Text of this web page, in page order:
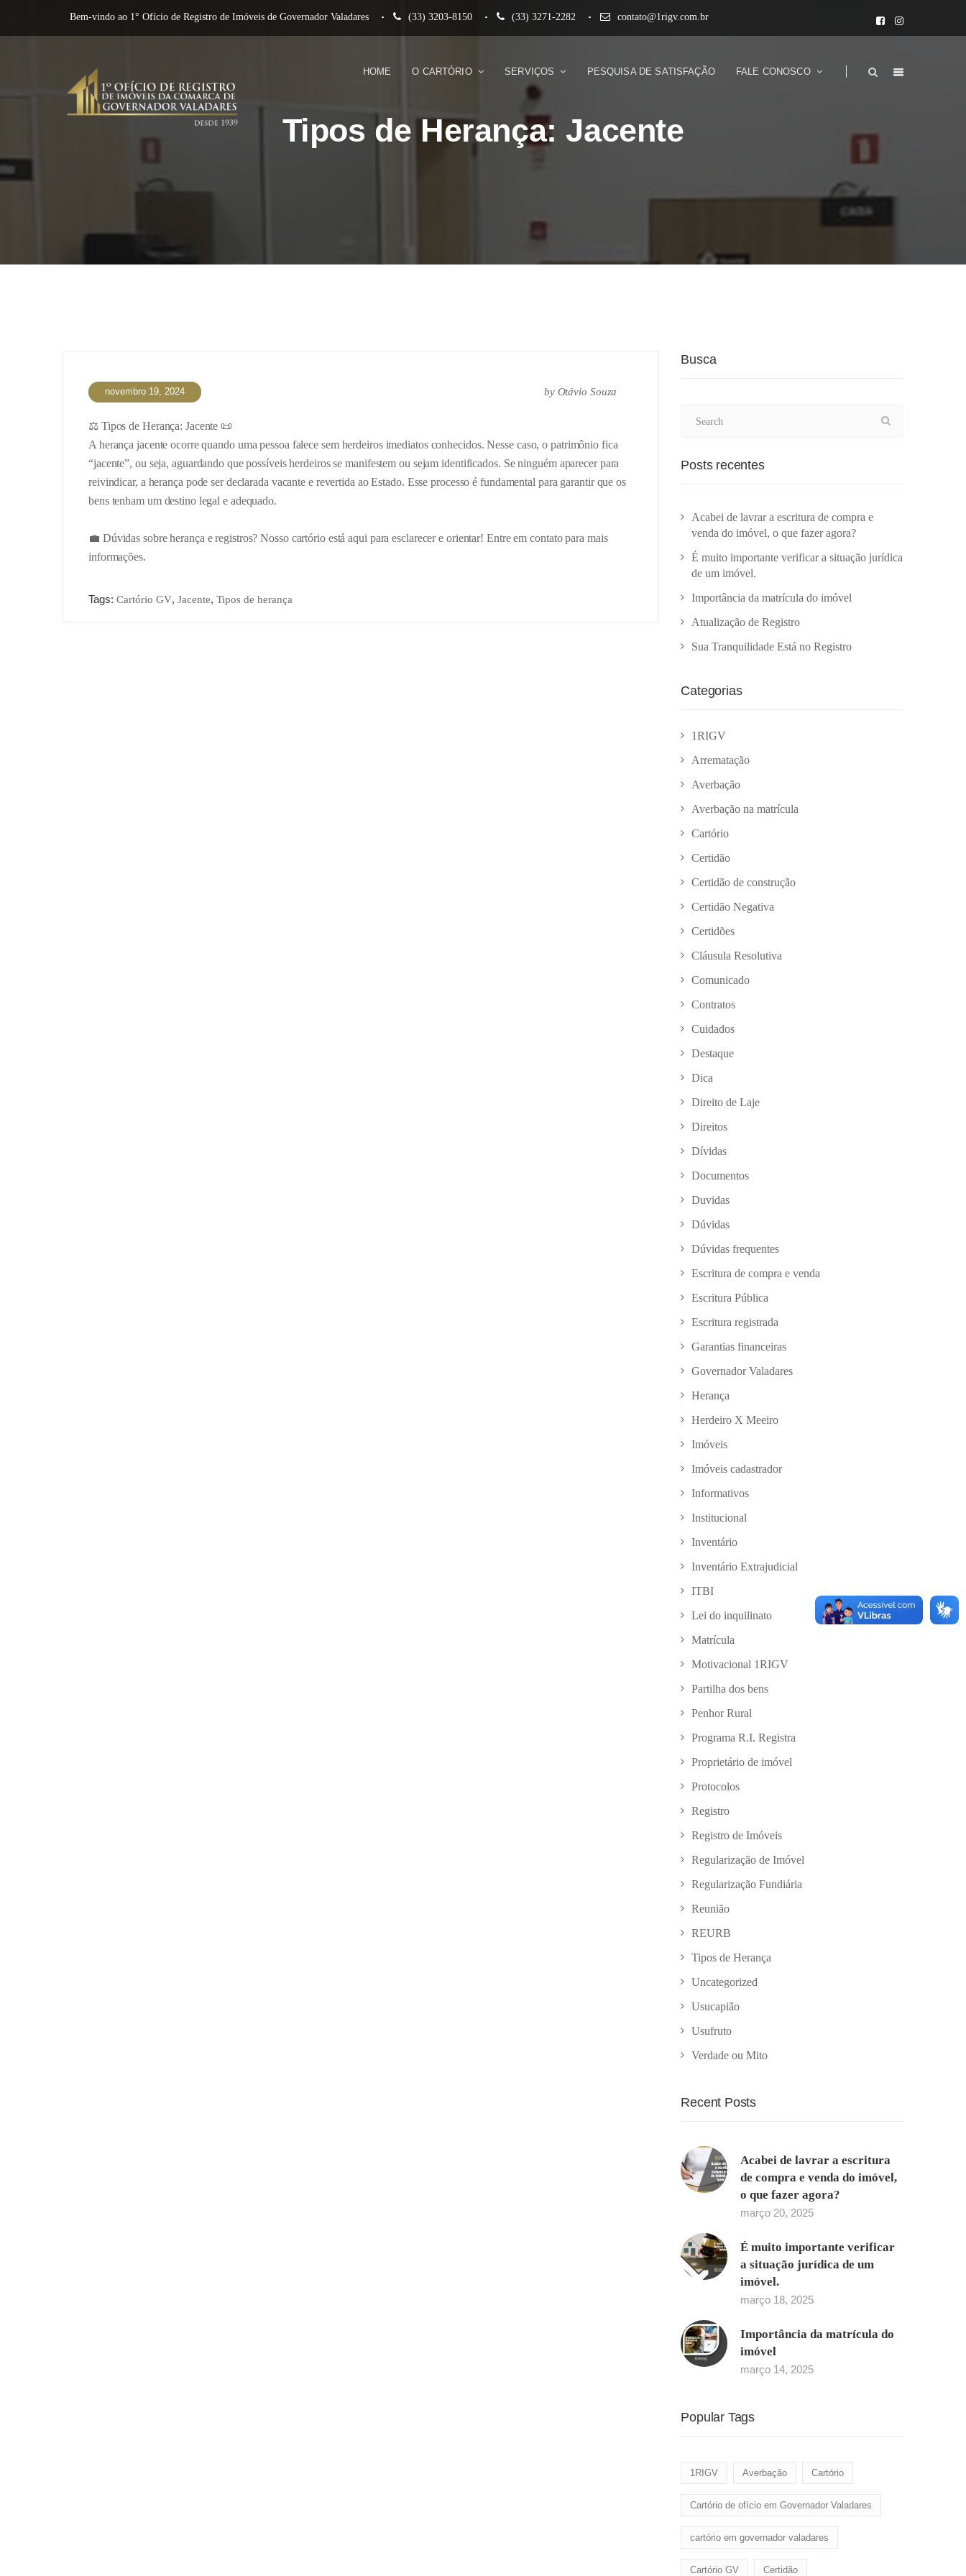
Bem-vindo ao 1° Ofício de Registro de Imóveis de Governador Valadares (33) 3203-8150 (33) 3271-2282 contato@1rigv.com.br
HOME O CARTÓRIO SERVIÇOS PESQUISA DE SATISFAÇÃO FALE CONOSCO
Tipos de Herança: Jacente
novembro 19, 2024 by Otávio Souza
⚖️ Tipos de Herança: Jacente 📜
A herança jacente ocorre quando uma pessoa falece sem herdeiros imediatos conhecidos. Nesse caso, o patrimônio fica
“jacente”, ou seja, aguardando que possíveis herdeiros se manifestem ou sejam identificados. Se ninguém aparecer para
reivindicar, a herança pode ser declarada vacante e revertida ao Estado. Esse processo é fundamental para garantir que os
bens tenham um destino legal e adequado.
💼 Dúvidas sobre herança e registros? Nosso cartório está aqui para esclarecer e orientar! Entre em contato para mais
informações.
Tags: Cartório GV, Jacente, Tipos de herança
Busca
Posts recentes
Acabei de lavrar a escritura de compra e
venda do imóvel, o que fazer agora?
É muito importante verificar a situação jurídica
de um imóvel.
Importância da matrícula do imóvel
Atualização de Registro
Sua Tranquilidade Está no Registro
Categorias
1RIGV
Arrematação
Averbação
Averbação na matrícula
Cartório
Certidão
Certidão de construção
Certidão Negativa
Certidões
Cláusula Resolutiva
Comunicado
Contratos
Cuidados
Destaque
Dica
Direito de Laje
Direitos
Dívidas
Documentos
Duvidas
Dúvidas
Dúvidas frequentes
Escritura de compra e venda
Escritura Pública
Escritura registrada
Garantias financeiras
Governador Valadares
Herança
Herdeiro X Meeiro
Imóveis
Imóveis cadastrador
Informativos
Institucional
Inventário
Inventário Extrajudicial
ITBI
Lei do inquilinato
Matrícula
Motivacional 1RIGV
Partilha dos bens
Penhor Rural
Programa R.I. Registra
Proprietário de imóvel
Protocolos
Registro
Registro de Imóveis
Regularização de Imóvel
Regularização Fundiária
Reunião
REURB
Tipos de Herança
Uncategorized
Usucapião
Usufruto
Verdade ou Mito
Recent Posts
Acabei de lavrar a escritura
de compra e venda do imóvel,
o que fazer agora?
março 20, 2025
É muito importante verificar
a situação jurídica de um
imóvel.
março 18, 2025
Importância da matrícula do
imóvel
março 14, 2025
Popular Tags
1RIGV Averbação Cartório
Cartório de ofício em Governador Valadares
cartório em governador valadares
Cartório GV Certidão